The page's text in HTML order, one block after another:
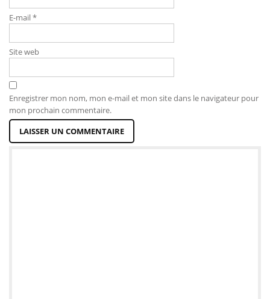
E-mail*
Site web
Enregistrer mon nom, mon e-mail et mon site dans le navigateur pour
mon prochain commentaire.